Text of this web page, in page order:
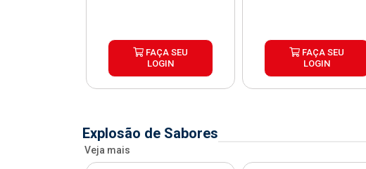
FAÇA SEU
LOGIN
FAÇA SEU
LOGIN
Explosão de Sabores
Veja mais